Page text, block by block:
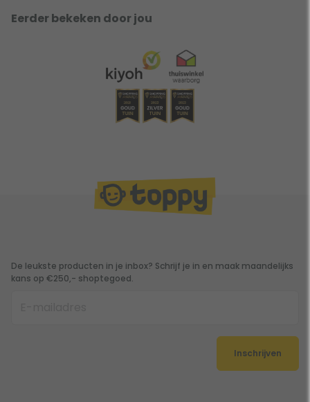
Eerder bekeken door jou
De leukste producten in je inbox? Schrijf je in en maak maandelijks
kans op €250,- shoptegoed.
Inschrijven